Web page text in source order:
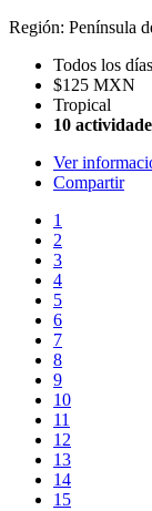
Región: Península
Todos los
$125 MXN
Tropical
10
Ver
Compartir
1
2
3
4
5
6
7
8
9
10
11
12
13
14
15